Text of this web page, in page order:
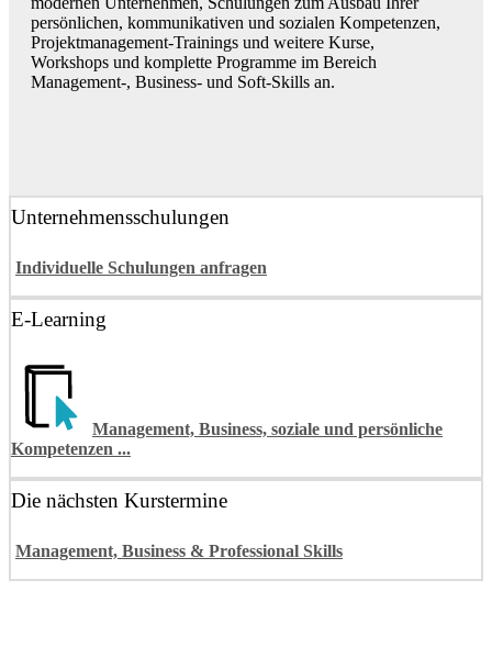
persönlichen, kommunikativen und sozialen Kompetenzen,
Projektmanagement-Trainings und weitere Kurse,
Workshops und komplette Programme im Bereich
Management-, Business- und Soft-Skills an.
Unternehmensschulungen
Individuelle Schulungen anfragen
E-Learning
Management, Business, soziale und persönliche
Kompetenzen ...
Die nächsten Kurstermine
Management, Business & Professional Skills